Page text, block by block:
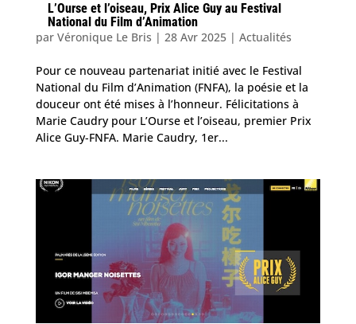
L’Ourse et l’oiseau, Prix Alice Guy au Festival
National du Film d’Animation
par Véronique Le Bris | 28 Avr 2025| Actualités
Pour ce nouveau partenariat initié avec le Festival
National du Film d’Animation (FNFA), la poésie et la
douceur ont été mises à l’honneur. Félicitations à
Marie Caudry pour L’Ourse et l’oiseau, premier Prix
Alice Guy-FNFA. Marie Caudry, 1er...